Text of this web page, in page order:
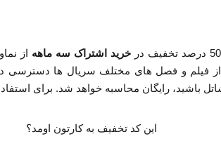
خرید اشتراک سه ماهه از
از فیلم و فصل های مختلف سریال ها دسترسی
باشید، رایگان محاسبه خواهد شد. برای
این کد تخفیف به کارتون اومد؟